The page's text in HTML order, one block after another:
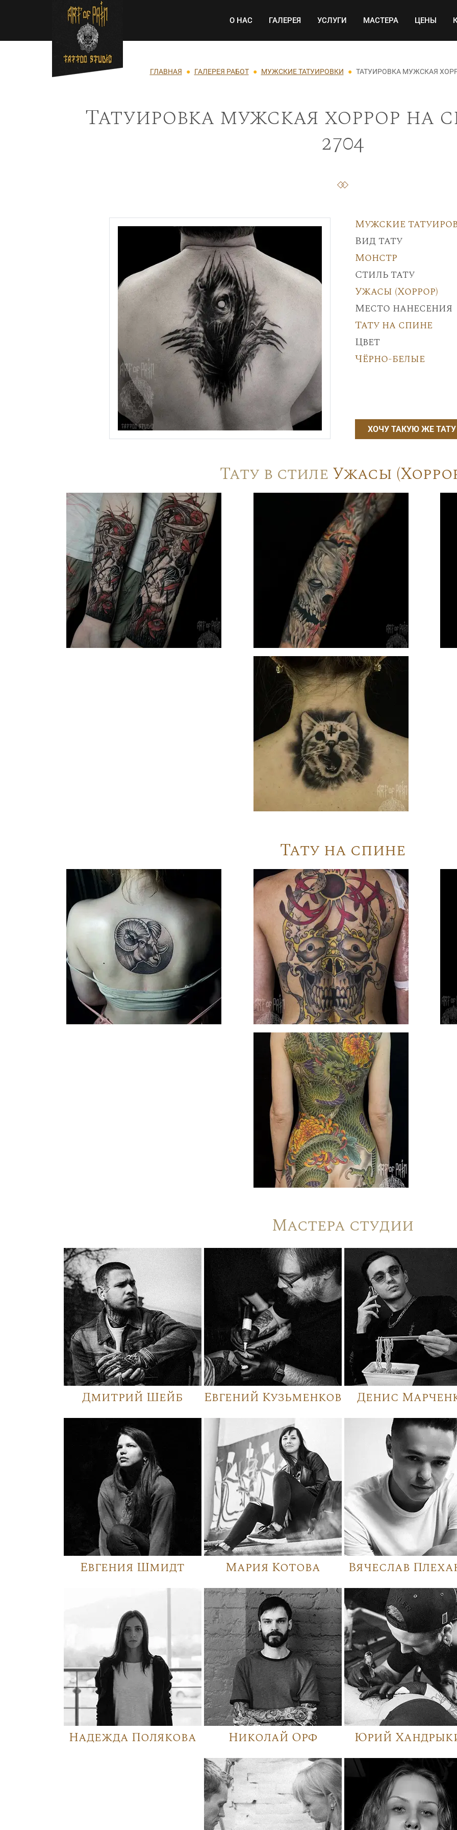
Перейти к основному содержанию Основная навигация
О НАС ГАЛЕРЕЯ УСЛУГИ МАСТЕРА ЦЕНЫ
Строка навигации
ГЛАВНАЯ ГАЛЕРЕЯ РАБОТ МУЖСКИЕ ТАТУИРОВКИ ТАТУИРОВКА МУЖСКАЯ
Татуировка мужская хоррор на
2704
Мужские
Вид тату
Монстр
Стиль тату
Ужасы (Хоррор)
Место нанесения
Тату на спине
Цвет
Чёрно-белые
ХОЧУ ТАКУЮ ЖЕ ТАТУ
Тату в стиле Ужасы
Тату на спине
Мастера студии
Дмитрий Шейб Евгений Кузьменков Денис
Евгения Шмидт Мария Котова Вячеслав
Надежда Полякова Николай Орф Юрий